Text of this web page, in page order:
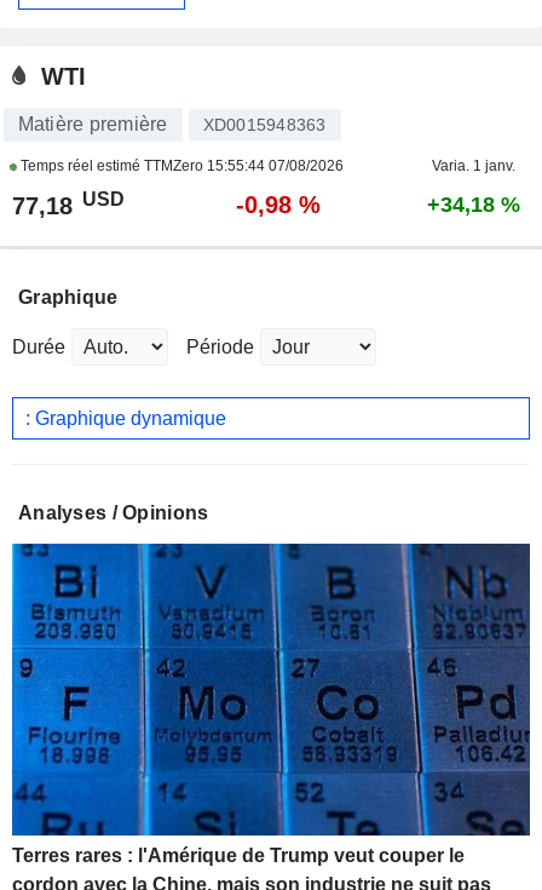
WTI
Matière première XD0015948363
Temps réel estimé TTMZero 15:55:44 07/08/2026 Varia. 1 janv.
77,18 USD -0,98 % +34,18 %
Graphique
Durée Période
: Graphique dynamique
Analyses / Opinions
Terres rares : l'Amérique de Trump veut couper le
cordon avec la Chine, mais son industrie ne suit pas